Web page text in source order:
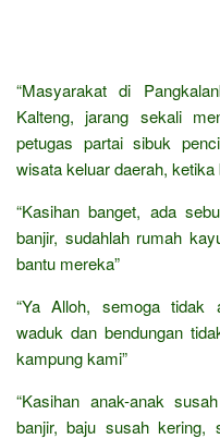
“Masyarakat di
Kalteng, jarang sekali
petugas partai sibuk
wisata keluar daerah, ketika
“Kasihan banget, ada
banjir, sudahlah rumah
bantu mereka”
“Ya Alloh, semoga tidak
waduk dan bendungan
kampung kami”
“Kasihan anak-anak
banjir, baju susah kering,